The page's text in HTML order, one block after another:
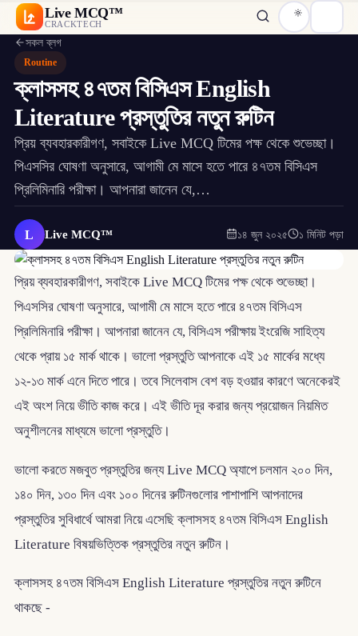
Live MCQ™
CRACKTECH
সকল ব্লগ
Routine
ক্লাসসহ ৪৭তম বিসিএস English
Literature প্রস্তুতির নতুন রুটিন
প্রিয় ব্যবহারকারীগণ, সবাইকে Live MCQ টিমের পক্ষ থেকে শুভেচ্ছা।
পিএসসির ঘোষণা অনুসারে, আগামী মে মাসে হতে পারে ৪৭তম বিসিএস
প্রিলিমিনারি পরীক্ষা। আপনারা জানেন যে,…
L Live MCQ™ ১৪ জুন ২০২৫ ১ মিনিট পড়া
প্রিয় ব্যবহারকারীগণ, সবাইকে Live MCQ টিমের পক্ষ থেকে শুভেচ্ছা।
পিএসসির ঘোষণা অনুসারে, আগামী মে মাসে হতে পারে ৪৭তম বিসিএস
প্রিলিমিনারি পরীক্ষা। আপনারা জানেন যে, বিসিএস পরীক্ষায় ইংরেজি সাহিত্য
থেকে প্রায় ১৫ মার্ক থাকে। ভালো প্রস্তুতি আপনাকে এই ১৫ মার্কের মধ্যে
১২-১৩ মার্ক এনে দিতে পারে। তবে সিলেবাস বেশ বড় হওয়ার কারণে অনেকেরই
এই অংশ নিয়ে ভীতি কাজ করে। এই ভীতি দূর করার জন্য প্রয়োজন নিয়মিত
অনুশীলনের মাধ্যমে ভালো প্রস্তুতি।
ভালো করতে মজবুত প্রস্তুতির জন্য Live MCQ অ্যাপে চলমান ২০০ দিন,
১৪০ দিন, ১৩০ দিন এবং ১০০ দিনের রুটিনগুলোর পাশাপাশি আপনাদের
প্রস্তুতির সুবিধার্থে আমরা নিয়ে এসেছি ক্লাসসহ ৪৭তম বিসিএস English
Literature বিষয়ভিত্তিক প্রস্তুতির নতুন রুটিন।
ক্লাসসহ ৪৭তম বিসিএস English Literature প্রস্তুতির নতুন রুটিনে
থাকছে -